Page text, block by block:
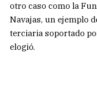
otro caso como la
Navajas, un ejemplo
terciaria soportado
elogió.